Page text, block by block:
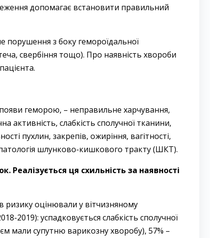
допомагає встановити правильний
з боку гемороїдальної
свербіння тощо). Про наявність хвороби
геморою, – неправильне харчування,
активність, слабкість сполучної тканини,
пухлин, закрепів, ожиріння, вагітності,
шлунково-кишкового тракту (ШКТ).
Реалізується ця схильність за наявності
оцінювали у вітчизняному
2019): успадковується слабкість сполучної
мали супутню варикозну хворобу), 57% –